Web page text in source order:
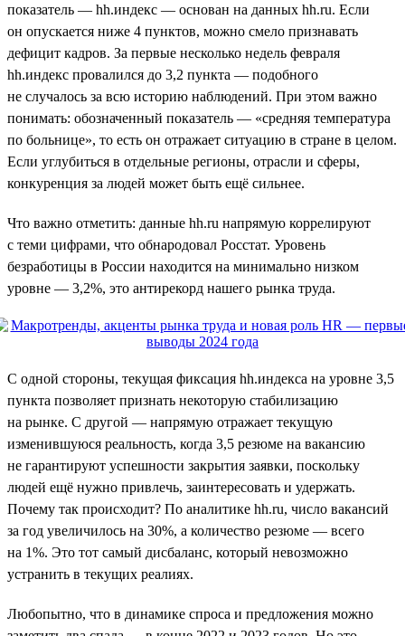
показатель — hh.индекс — основан на данных hh.ru. Если
он опускается ниже 4 пунктов, можно смело признавать
дефицит кадров. За первые несколько недель февраля
hh.индекс провалился до 3,2 пункта — подобного
не случалось за всю историю наблюдений. При этом важно
понимать: обозначенный показатель — «средняя температура
по больнице», то есть он отражает ситуацию в стране в целом.
Если углубиться в отдельные регионы, отрасли и сферы,
конкуренция за людей может быть ещё сильнее.
Что важно отметить: данные hh.ru напрямую коррелируют
с теми цифрами, что обнародовал Росстат. Уровень
безработицы в России находится на минимально низком
уровне — 3,2%, это антирекорд нашего рынка труда.
С одной стороны, текущая фиксация hh.индекса на уровне 3,5
пункта позволяет признать некоторую стабилизацию
на рынке. С другой — напрямую отражает текущую
изменившуюся реальность, когда 3,5 резюме на вакансию
не гарантируют успешности закрытия заявки, поскольку
людей ещё нужно привлечь, заинтересовать и удержать.
Почему так происходит? По аналитике hh.ru, число вакансий
за год увеличилось на 30%, а количество резюме — всего
на 1%. Это тот самый дисбаланс, который невозможно
устранить в текущих реалиях.
Любопытно, что в динамике спроса и предложения можно